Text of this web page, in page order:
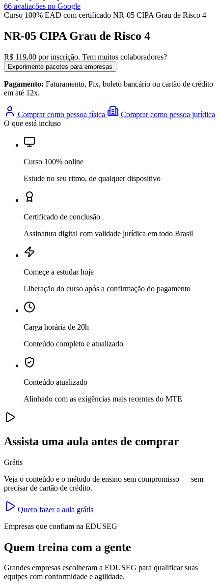
66 avaliações no Google
Curso 100% EAD com certificado NR-05 CIPA Grau de Risco 4
NR-05 CIPA Grau de Risco 4
R$ 119,00 por inscrição. Tem muitos colaboradores?
Experimente pacotes para empresas
Pagamento: Faturamento, Pix, boleto bancário ou cartão de crédito
em até 12x.
Comprar como pessoa física
Comprar como pessoa jurídica
O que está incluso
Curso 100% online
Estude no seu ritmo, de qualquer dispositivo
Certificado de conclusão
Assinatura digital com validade jurídica em todo Brasil
Começe a estudar hoje
Liberação do curso após a confirmação do pagamento
Carga horária de 20h
Conteúdo completo e atualizado
Conteúdo atualizado
Alinhado com as exigências mais recentes do MTE
Assista uma aula antes de comprar
Grátis
Veja o conteúdo e o método de ensino sem compromisso — sem
precisar de cartão de crédito.
Quero fazer a aula grátis
Empresas que confiam na EDUSEG
Quem treina com a gente
Grandes empresas escolheram a EDUSEG para qualificar suas
equipes com conformidade e agilidade.